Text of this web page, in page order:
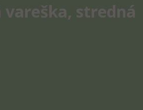
vareška, stredná